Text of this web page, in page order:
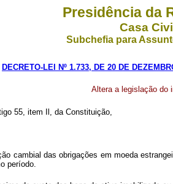
Presidência da
Casa Civil
Subchefia para
DECRETO-LEI Nº 1.733, DE 20 DE
Altera a legislação do
55, item Il, da Constituição,
cambial das obrigações em moeda
período.